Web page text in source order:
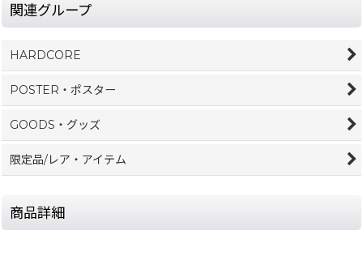
関連グループ
HARDCORE
POSTER・ポスター
GOODS・グッズ
限定品/レア・アイテム
商品詳細